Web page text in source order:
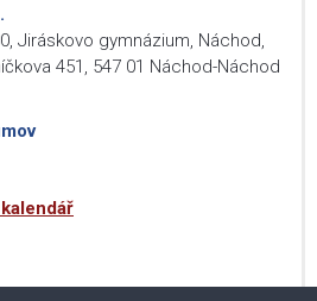
, Jiráskovo gymnázium, Náchod,
451, 547 01 Náchod-Náchod